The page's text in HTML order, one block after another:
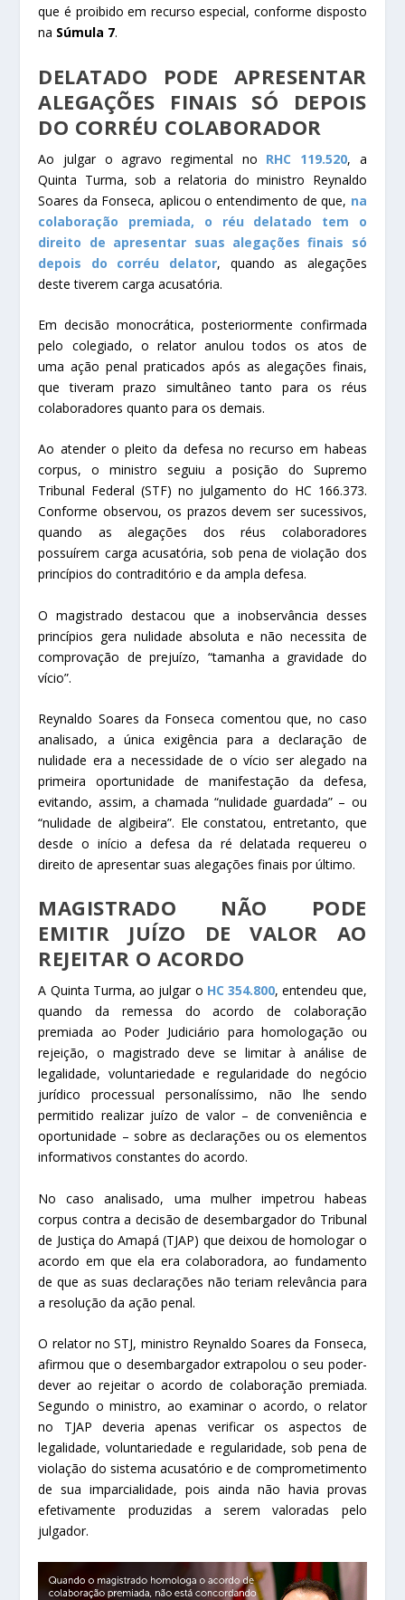
que é proibido em recurso especial, conforme disposto
na Súmula 7.
DELATADO PODE APRESENTAR
ALEGAÇÕES FINAIS SÓ DEPOIS
DO CORRÉU COLABORADOR
Ao julgar oagravo regimental no RHC 119.520, a
Quinta Turma, sob a relatoria do ministro Reynaldo
Soares da Fonseca, aplicou o entendimento de que, na
colaboração premiada, o réu delatado tem o
direito de apresentar suas alegações finais só
depois do corréu delator, quando as alegações
deste tiverem carga acusatória.
Em decisão monocrática, posteriormente confirmada
pelo colegiado, o relator anulou todos os atos de
umaação penal praticados após as alegações finais,
que tiveram prazo simultâneo tanto para os réus
colaboradores quanto para os demais.
Ao atender o pleito da defesa norecurso em habeas
corpus, o ministro seguiu a posição do Supremo
Tribunal Federal (STF) no julgamento do HC 166.373.
Conforme observou, os prazos devem ser sucessivos,
quando as alegações dos réus colaboradores
possuírem carga acusatória, sob pena de violação dos
princípios do contraditório e da ampla defesa.
O magistrado destacou que a inobservância desses
princípios gera nulidade absoluta e não necessita de
comprovação de prejuízo, “tamanha a gravidade do
vício”.
Reynaldo Soares da Fonseca comentou que, no caso
analisado, a única exigência para a declaração de
nulidade era a necessidade de o vício ser alegado na
primeira oportunidade de manifestação da defesa,
evitando, assim, a chamada “nulidade guardada” – ou
“nulidade de algibeira”. Ele constatou, entretanto, que
desde o início a defesa da ré delatada requereu o
direito de apresentar suas alegações finais por último.
MAGISTRADO NÃO PODE
EMITIR JUÍZO DE VALOR AO
REJEITAR O ACORDO
A Quinta Turma, ao julgar o HC 354.800, entendeu que,
quando da remessa do acordo de colaboração
premiada ao Poder Judiciário para homologação ou
rejeição, o magistrado deve se limitar à análise de
legalidade, voluntariedade e regularidade do negócio
jurídico processual personalíssimo, não lhe sendo
permitido realizar juízo de valor – de conveniência e
oportunidade – sobre as declarações ou os elementos
informativos constantes do acordo.
No caso analisado, uma mulher impetrou habeas
corpus contra a decisão de desembargador do Tribunal
de Justiça do Amapá (TJAP) que deixou de homologar o
acordo em que ela era colaboradora, ao fundamento
de que as suas declarações não teriam relevância para
a resolução daação penal.
O relator no STJ, ministro Reynaldo Soares da Fonseca,
afirmou que o desembargador extrapolou o seu poder-
dever ao rejeitar o acordo de colaboração premiada.
Segundo o ministro, ao examinar o acordo, o relator
no TJAP deveria apenas verificar os aspectos de
legalidade, voluntariedade e regularidade, sob pena de
violação do sistema acusatório e de comprometimento
de sua imparcialidade, pois ainda não havia provas
efetivamente produzidas a serem valoradas pelo
julgador.